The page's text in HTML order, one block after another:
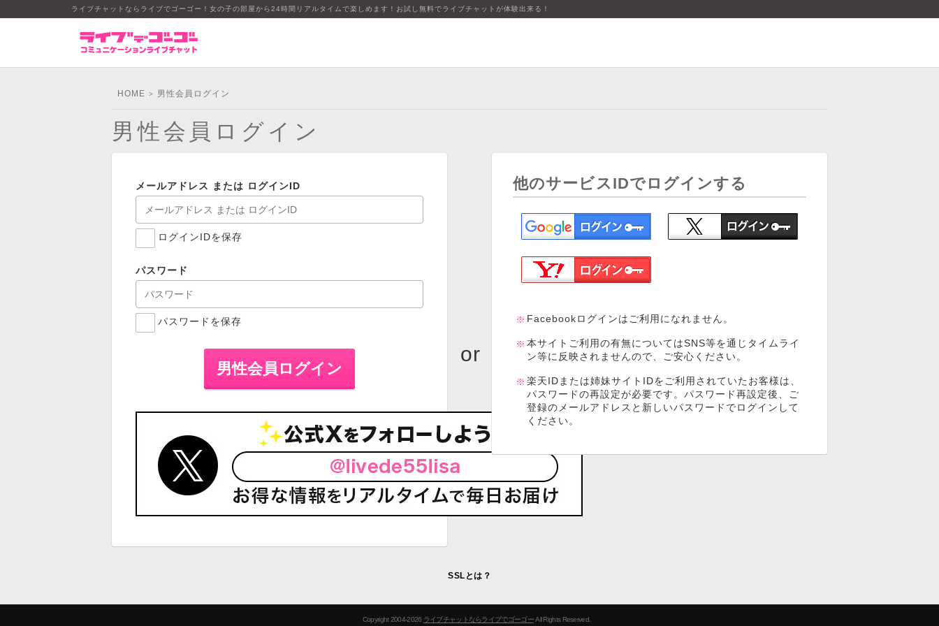
ライブチャットならライブでゴーゴー！女の子の部屋から24時間リアルタイムで楽しめます！お試し無料でライブチャットが体験出来る！
HOME > 男性会員ログイン
男性会員ログイン
メールアドレス または ログインID
ログインIDを保存
パスワード
パスワードを保存
他のサービスIDでログインする
Facebookログインはご利用になれません。
本サイトご利用の有無についてはSNS等を通じタイムライ
ン等に反映されませんので、ご安心ください。
楽天IDまたは姉妹サイトIDをご利用されていたお客様は、
パスワードの再設定が必要です。パスワード再設定後、ご
登録のメールアドレスと新しいパスワードでログインして
ください。
SSLとは？
Copyright 2004-2026 ライブチャットならライブでゴーゴーAll Rights Reserved.